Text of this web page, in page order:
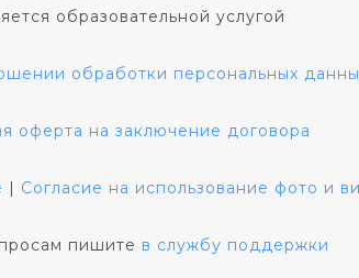
образовательной услугой
обработки персональных
оферта на заключение договора
| Согласие на использование фото и
пишите в службу поддержки